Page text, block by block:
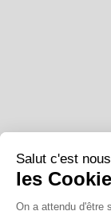
Salut c'est
les
On a attendu d'être